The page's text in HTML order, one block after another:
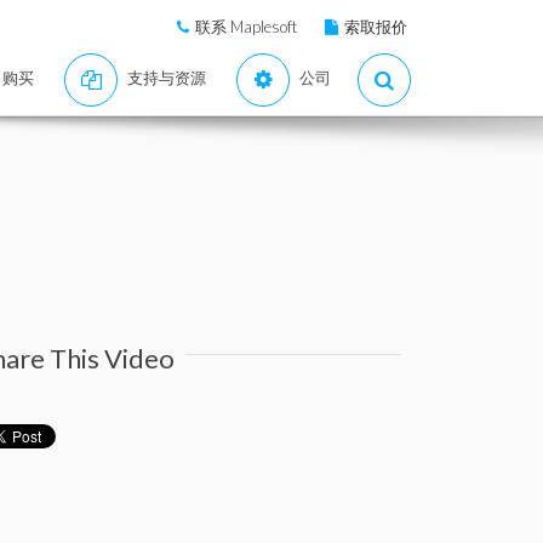
联系 Maplesoft 索取报价
购买 支持与资源 公司
This Video